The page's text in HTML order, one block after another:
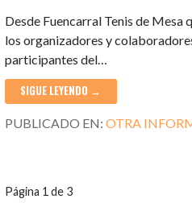
Desde Fuencarral Tenis de Mesa
los organizadores y
participantes del…
SIGUE LEYENDO →
PUBLICADO EN:OTRA
NAVEGACIÓN
Página 1 de 3